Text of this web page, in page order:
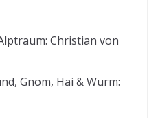
Christian von
Gnom, Hai & Wurm: